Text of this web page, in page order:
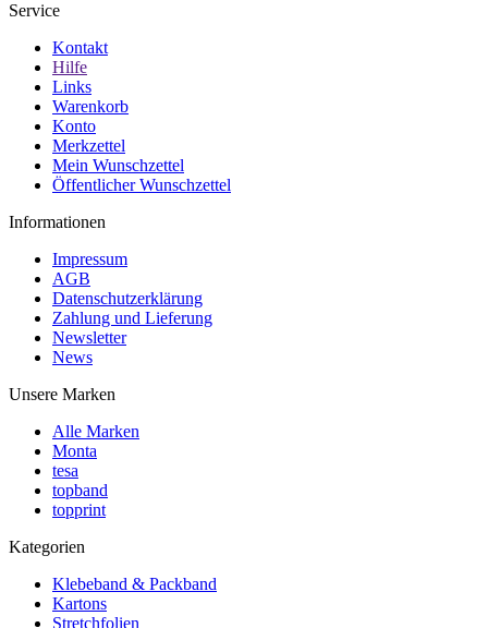
Service
Kontakt
Hilfe
Links
Warenkorb
Konto
Merkzettel
Mein Wunschzettel
Öffentlicher Wunschzettel
Informationen
Impressum
AGB
Datenschutzerklärung
Zahlung und Lieferung
Newsletter
News
Unsere Marken
Alle Marken
Monta
tesa
topband
topprint
Kategorien
Klebeband & Packband
Kartons
Stretchfolien